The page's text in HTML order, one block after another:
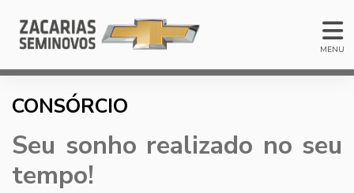
MENU
CONSÓRCIO
Seu sonho realizado no seu
tempo!